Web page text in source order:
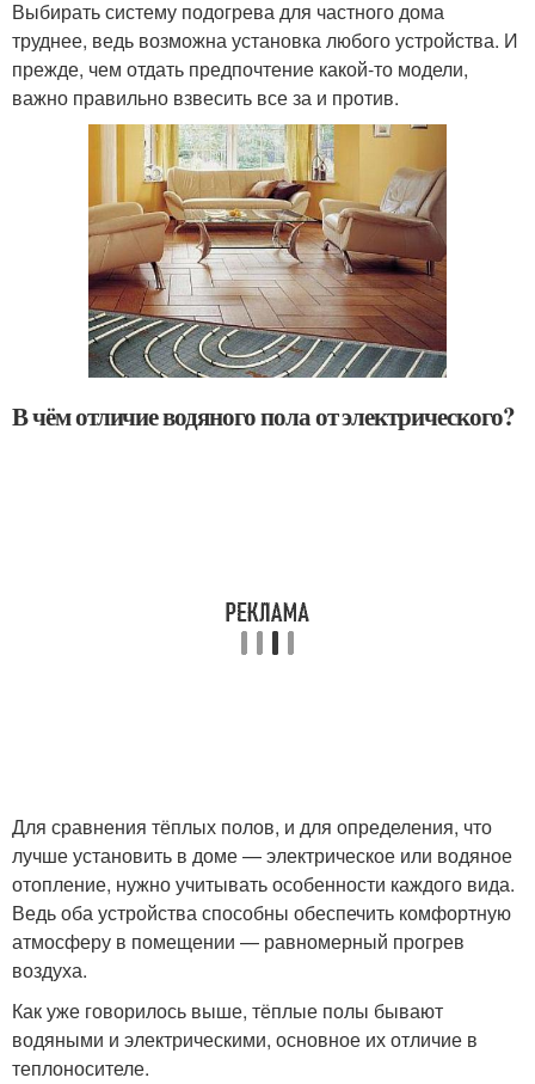
Выбирать систему подогрева для частного дома
труднее, ведь возможна установка любого устройства. И
прежде, чем отдать предпочтение какой-то модели,
важно правильно взвесить все за и против.
В чём отличие водяного пола от электрического?
Для сравнения тёплых полов, и для определения, что
лучше установить в доме — электрическое или водяное
отопление, нужно учитывать особенности каждого вида.
Ведь оба устройства способны обеспечить комфортную
атмосферу в помещении — равномерный прогрев
воздуха.
Как уже говорилось выше, тёплые полы бывают
водяными и электрическими, основное их отличие в
теплоносителе.